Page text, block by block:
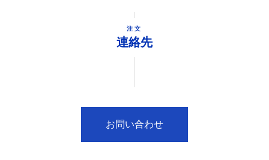
注文
連絡先
お問い合わせ